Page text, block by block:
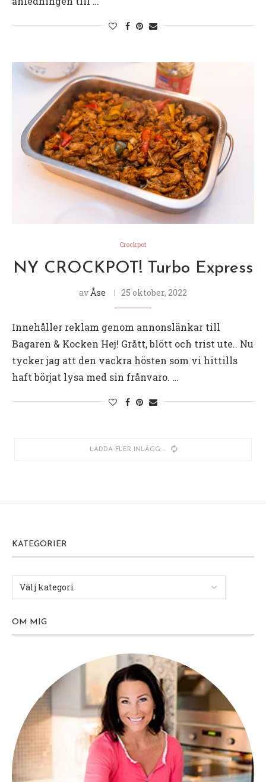
Crockpot
NY CROCKPOT! Turbo Express
av Åse 25 oktober, 2022
Innehåller reklam genom annonslänkar till
Bagaren & Kocken Hej! Grått, blött och trist ute.. Nu
tycker jag att den vackra hösten som vi hittills
haft börjat lysa med sin frånvaro. …
magiskt god timjansås
Åse 22 oktober, 2022
Heeeeeeej vänner! Och skön lördag på er! Jag tog
en liten paus igår och tog det mest lugnt här
hemma, har en förkylning som ligger under ytan,
inte värre än …